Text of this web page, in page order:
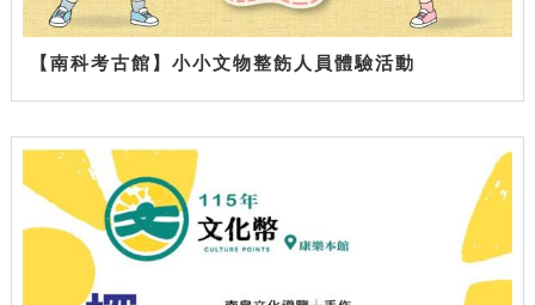
【南科考古館】小小文物整飭人員體驗活動